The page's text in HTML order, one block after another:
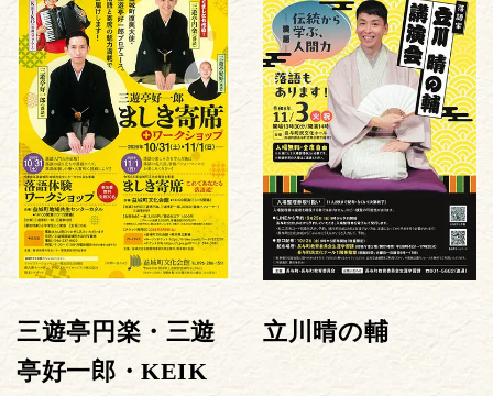
三遊亭円楽・三遊
亭好一郎・KEIK
立川晴の輔